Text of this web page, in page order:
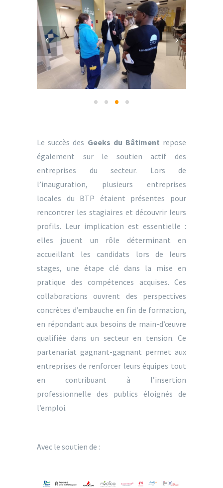
Le succès des Geeks du Bâtiment repose
également sur le soutien actif des
entreprises du secteur. Lors de
l’inauguration, plusieurs entreprises
locales du BTP étaient présentes pour
rencontrer les stagiaires et découvrir leurs
profils. Leur implication est essentielle :
elles jouent un rôle déterminant en
accueillant les candidats lors de leurs
stages, une étape clé dans la mise en
pratique des compétences acquises. Ces
collaborations ouvrent des perspectives
concrètes d’embauche en fin de formation,
en répondant aux besoins de main-d’œuvre
qualifiée dans un secteur en tension. Ce
partenariat gagnant-gagnant permet aux
entreprises de renforcer leurs équipes tout
en contribuant à l’insertion
professionnelle des publics éloignés de
l’emploi.
Avec le soutien de :